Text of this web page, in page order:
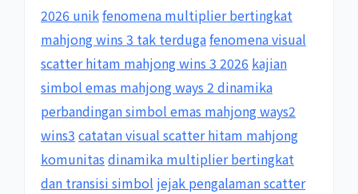
2026 unikfenomena multiplier bertingkat
mahjong wins 3 tak terdugafenomena visual
scatter hitam mahjong wins 3 2026 kajian
simbol emas mahjong ways 2 dinamika
perbandingan simbol emas mahjong ways2
wins3 catatan visual scatter hitam mahjong
komunitas dinamika multiplier bertingkat
dan transisi simbol jejak pengalaman scatter